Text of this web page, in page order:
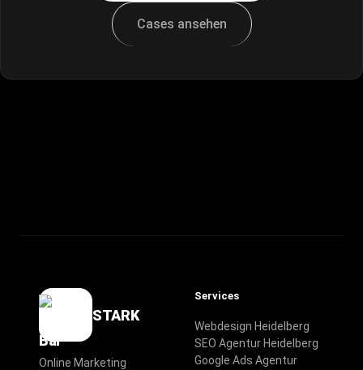
Cases ansehen
STARK
Online Marketing
Services
Webdesign Heidelberg
SEO Agentur Heidelberg
Google Ads Agentur